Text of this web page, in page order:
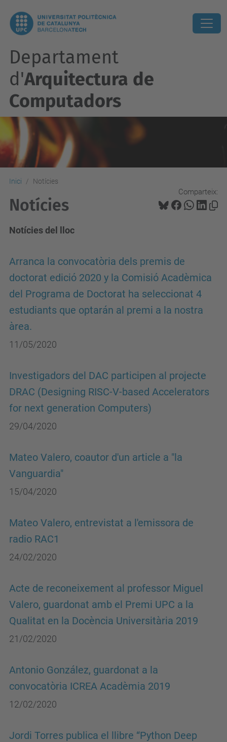
Departament
d'Arquitectura de
Computadors
Inici Notícies
Comparteix:
Notícies
Notícies del lloc
Arranca la convocatòria dels premis de
doctorat edició 2020 y la Comisió Acadèmica
del Programa de Doctorat ha seleccionat 4
estudiants que optarán al premi a la nostra
àrea.
11/05/2020
Investigadors del DAC participen al projecte
DRAC (Designing RISC-V-based Accelerators
for next generation Computers)
29/04/2020
Mateo Valero, coautor d'un article a "la
Vanguardia"
15/04/2020
Mateo Valero, entrevistat a l'emissora de
radio RAC1
24/02/2020
Acte de reconeixement al professor Miguel
Valero, guardonat amb el Premi UPC a la
Qualitat en la Docència Universitària 2019
21/02/2020
Antonio González, guardonat a la
convocatòria ICREA Acadèmia 2019
12/02/2020
Jordi Torres publica el llibre “Python Deep